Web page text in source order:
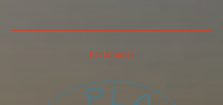
Partenaires